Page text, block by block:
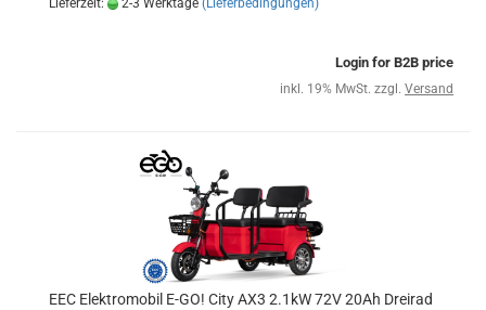
Lieferzeit:
2-3 Werktage (Lieferbedingungen)
Login for B2B price
inkl. 19% MwSt. zzgl. Versand
EEC Elektromobil E-GO! City AX3 2.1kW 72V 20Ah Dreirad